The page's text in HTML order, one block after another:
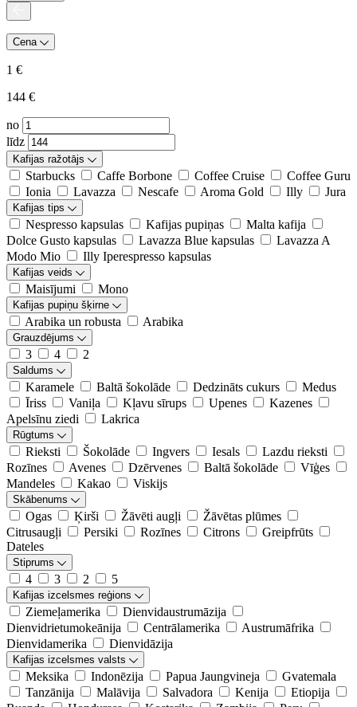
Cena
1 €
144 €
no
līdz
Kafijas ražotājs
Starbucks Caffe Borbone Coffee Cruise
Coffee Guru
Ionia
Lavazza Nescafe Aroma Gold Illy Jura
Kafijas tips
Nespresso kapsulas Kafijas pupiņas
Malta kafija
Dolce Gusto kapsulas
Lavazza Blue kapsulas
Lavazza A
Modo Mio
Illy Iperespresso kapsulas
Kafijas veids
Maisījumi Mono
Kafijas pupiņu šķirne
Arabika un robusta Arabika
Grauzdējums
3 4 2
Saldums
Karamele Baltā šokolāde Dedzināts cukurs
Medus
Īriss
Vaniļa Kļavu sīrups Upenes
Kazenes
Apelsīnu ziedi
Lakrica
Rūgtums
Rieksti Šokolāde Ingvers Iesals
Lazdu rieksti
Rozīnes
Avenes Dzērvenes Baltā šokolāde
Vīģes
Mandeles
Kakao Viskijs
Skābenums
Ogas Ķirši Žāvēti augļi
Žāvētas plūmes
Citrusaugļi
Persiki Rozīnes Citrons
Greipfrūts
Dateles
Stiprums
4 3 2 5
Kafijas izcelsmes reģions
Ziemeļamerika
Dienvidaustrumāzija
Dienvidrietumokeānija
Centrālamerika
Austrumāfrika
Dienvidamerika
Dienvidāzija
Kafijas izcelsmes valsts
Meksika Indonēzija Papua Jaungvineja
Gvatemala
Tanzānija
Malāvija Salvadora Kenija
Etiopija